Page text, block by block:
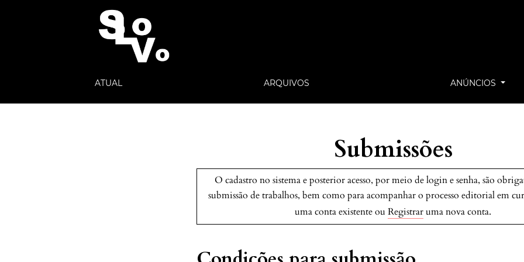
ATUAL ARQUIVOS ANÚNCIOS
Submissões
O cadastro no sistema e posterior acesso, por meio de login e senha, são
submissão de trabalhos, bem como para acompanhar o processo editorial em
uma conta existente ou Registraruma nova conta.